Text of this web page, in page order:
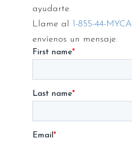
ayudarte.
Llame al 1-855-44-
envíenos un mensaje.